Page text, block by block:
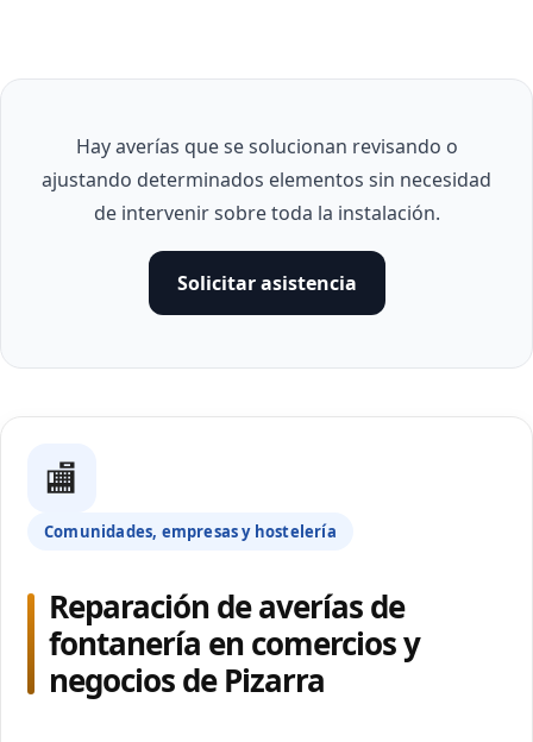
Hay averías que se solucionan revisando o
ajustando determinados elementos sin necesidad
de intervenir sobre toda la instalación.
Solicitar asistencia
🏬
Comunidades, empresas y hostelería
Reparación de averías de
fontanería en comercios y
negocios de Pizarra